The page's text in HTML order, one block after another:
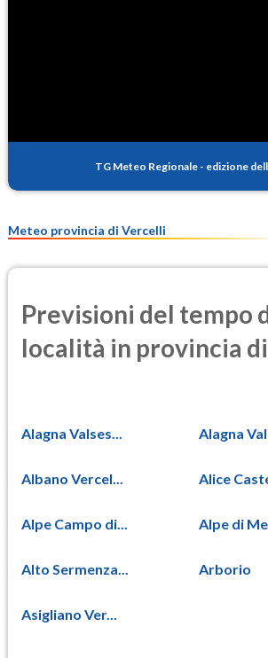
PM25
TG Meteo Regionale - edizione
Meteo provincia di Vercelli
Previsioni del tempo
località in provincia
Alagna Valses... Alagna
Albano Vercel... Alice
Alpe Campo di... Alpe di
Alto Sermenza... Arborio
Asigliano Ver...